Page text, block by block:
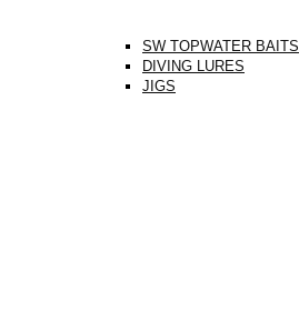
SW TOPWATER BAITS
DIVING LURES
JIGS